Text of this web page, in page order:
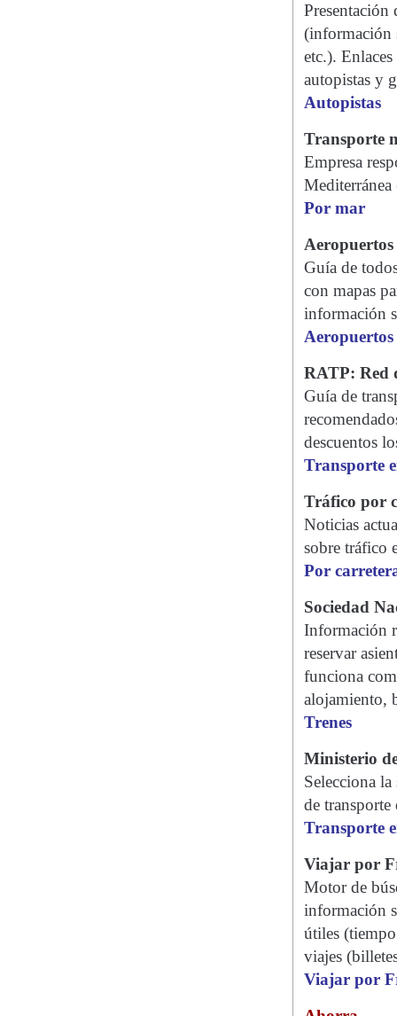
Presentación
(información
etc.).
autopistas y
Autopistas
Transporte
Empresa
Por mar
Aeropuertos
Guía de
con mapas
información
Aeropuertos
RATP: Red
Guía de
descuentos
Transporte
Tráfico por
Noticias
sobre tráfico
Por
Sociedad
Información
reservar
funciona
alojamiento,
Trenes
Ministerio
Selecciona
de transporte
Transporte
Viajar por
Motor de
información
útiles
viajes
Viajar por